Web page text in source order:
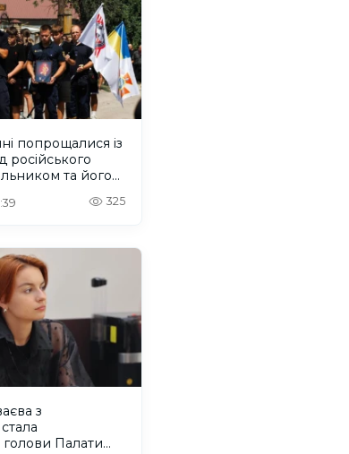
попрощалися із
російського
та його
325
з
Палати